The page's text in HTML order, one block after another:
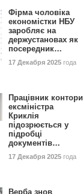
Фірма чоловіка
економістки НБУ
заробляє на
держустановах як
посередник…
17 Декабря 2025 года
Працівник контори
ексміністра
Криклія
підозрюється у
підробці
документів…
17 Декабря 2025 года
Верба знов